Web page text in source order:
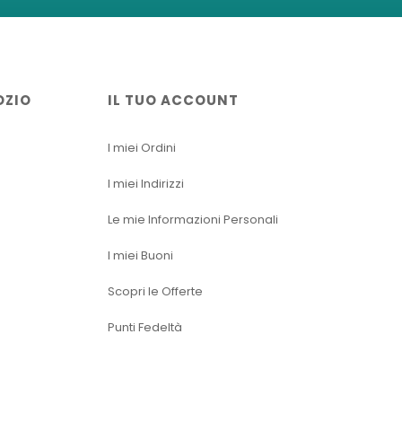
IL TUO ACCOUNT
I miei Ordini
I miei Indirizzi
Le mie Informazioni Personali
I miei Buoni
Scopri le Offerte
Punti Fedeltà